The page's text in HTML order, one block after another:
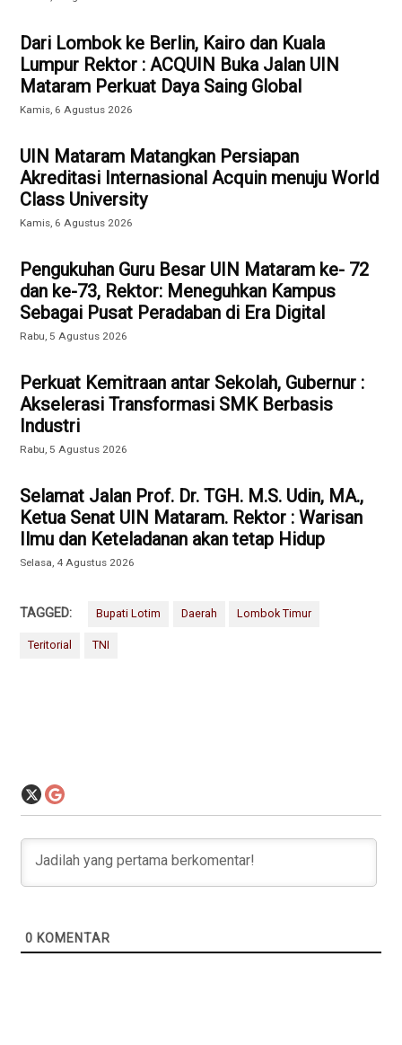
Dari Lombok ke Berlin, Kairo dan Kuala
Lumpur Rektor : ACQUIN Buka Jalan UIN
Mataram Perkuat Daya Saing Global
Kamis, 6 Agustus 2026
UIN Mataram Matangkan Persiapan
Akreditasi Internasional Acquin menuju World
Class University
Kamis, 6 Agustus 2026
Pengukuhan Guru Besar UIN Mataram ke- 72
dan ke-73, Rektor: Meneguhkan Kampus
Sebagai Pusat Peradaban di Era Digital
Rabu, 5 Agustus 2026
Perkuat Kemitraan antar Sekolah, Gubernur :
Akselerasi Transformasi SMK Berbasis
Industri
Rabu, 5 Agustus 2026
Selamat Jalan Prof. Dr. TGH. M.S. Udin, MA.,
Ketua Senat UIN Mataram. Rektor : Warisan
Ilmu dan Keteladanan akan tetap Hidup
Selasa, 4 Agustus 2026
TAGGED: Bupati Lotim Daerah Lombok Timur
Teritorial TNI
0 KOMENTAR